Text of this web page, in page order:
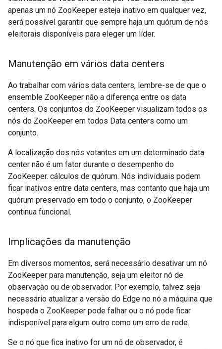
apenas um nó ZooKeeper esteja inativo em qualquer vez,
será possível garantir que sempre haja um quórum de nós
eleitorais disponíveis para eleger um líder.
Manutenção em vários data centers
Ao trabalhar com vários data centers, lembre-se de que o
ensemble ZooKeeper não a diferença entre os data
centers. Os conjuntos do ZooKeeper visualizam todos os
nós do ZooKeeper em todos Data centers como um
conjunto.
A localização dos nós votantes em um determinado data
center não é um fator durante o desempenho do
ZooKeeper. cálculos de quórum. Nós individuais podem
ficar inativos entre data centers, mas contanto que haja um
quórum preservado em todo o conjunto, o ZooKeeper
continua funcional.
Implicações da manutenção
Em diversos momentos, será necessário desativar um nó
ZooKeeper para manutenção, seja um eleitor nó de
observação ou de observador. Por exemplo, talvez seja
necessário atualizar a versão do Edge no nó a máquina que
hospeda o ZooKeeper pode falhar ou o nó pode ficar
indisponível para algum outro como um erro de rede.
Se o nó que fica inativo for um nó de observador, é